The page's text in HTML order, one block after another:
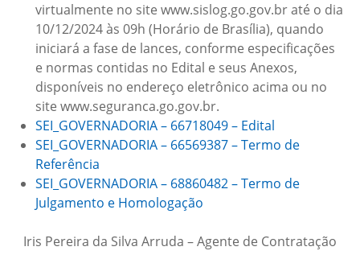
virtualmente no site www.sislog.go.gov.br até o dia
10/12/2024 às 09h (Horário de Brasília), quando
iniciará a fase de lances, conforme especificações
e normas contidas no Edital e seus Anexos,
disponíveis no endereço eletrônico acima ou no
site www.seguranca.go.gov.br.
SEI_GOVERNADORIA – 66718049 – Edital
SEI_GOVERNADORIA – 66569387 – Termo de
Referência
SEI_GOVERNADORIA – 68860482 – Termo de
Julgamento e Homologação
Iris Pereira da Silva Arruda – Agente de Contratação